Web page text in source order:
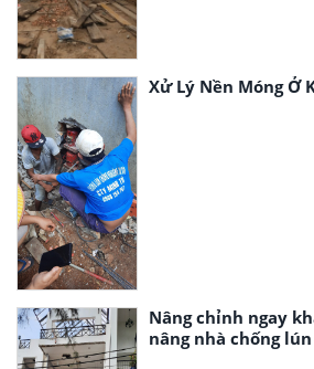
Xử Lý Nền Móng Ở
Nâng chỉnh ngay
nâng nhà chống lún